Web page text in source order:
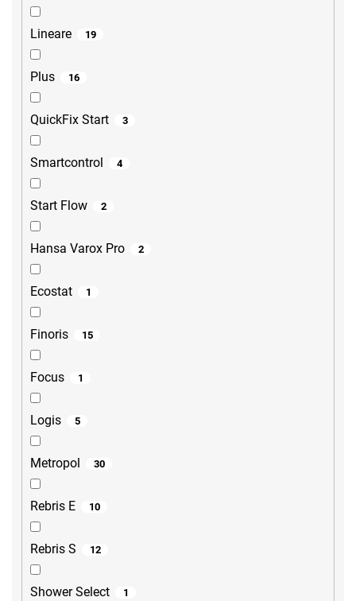
Lineare 19
Plus 16
QuickFix Start 3
Smartcontrol 4
Start Flow 2
Hansa Varox Pro 2
Ecostat 1
Finoris 15
Focus 1
Logis 5
Metropol 30
Rebris E 10
Rebris S 12
Shower Select 1